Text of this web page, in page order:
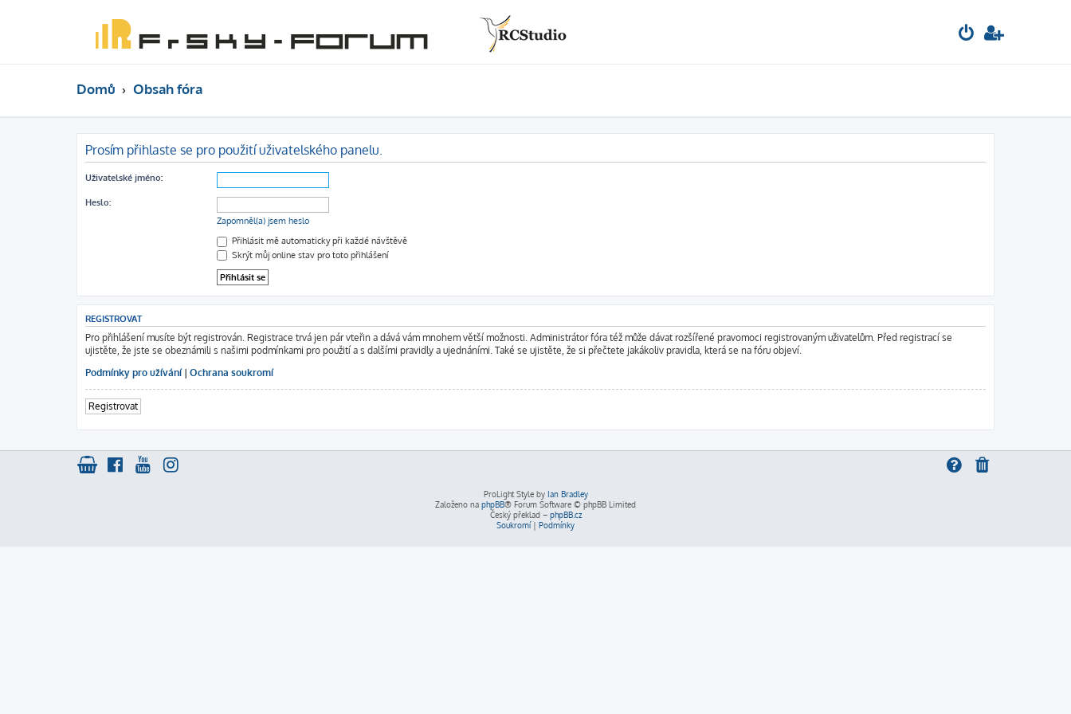
Domů Obsah fóra
Prosím přihlaste se pro použití uživatelského panelu.
Uživatelské jméno:
Heslo:
Zapomněl(a) jsem heslo
Přihlásit mě automaticky při každé návštěvě
Skrýt můj online stav pro toto přihlášení
REGISTROVAT
Pro přihlášení musíte být registrován. Registrace trvá jen pár vteřin a dává vám mnohem větší možnosti. Administrátor fóra též může dávat rozšířené pravomoci registrovaným uživatelům. Před registrací se
ujistěte, že jste se obeznámili s našimi podmínkami pro použití a s dalšími pravidly a ujednáními. Také se ujistěte, že si přečtete jakákoliv pravidla, která se na fóru objeví.
Podmínky pro užívání| Ochrana soukromí
Registrovat
ProLight Style by Ian Bradley
Založeno na phpBB® Forum Software © phpBB Limited
Český překlad – phpBB.cz
Soukromí| Podmínky